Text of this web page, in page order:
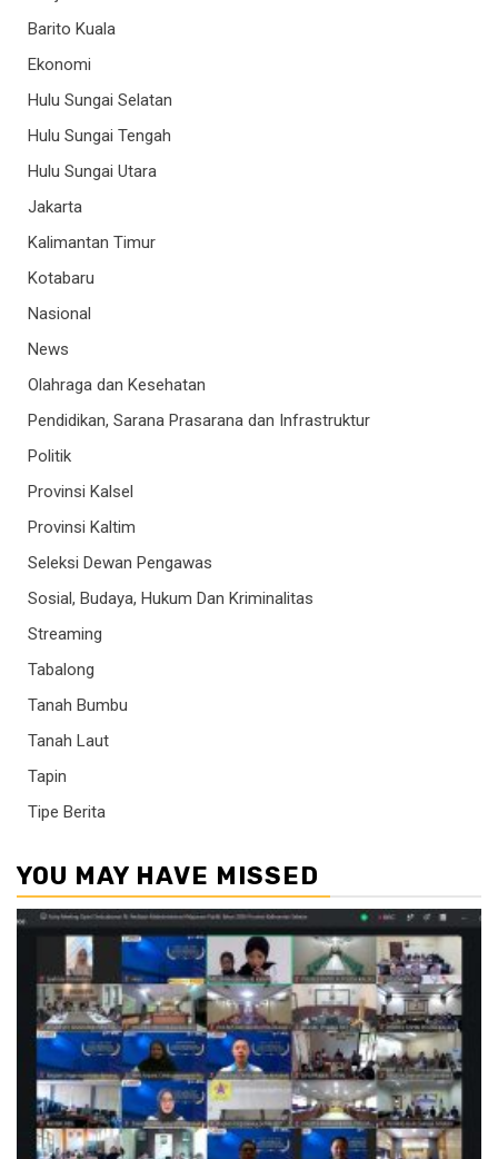
Barito Kuala
Ekonomi
Hulu Sungai Selatan
Hulu Sungai Tengah
Hulu Sungai Utara
Jakarta
Kalimantan Timur
Kotabaru
Nasional
News
Olahraga dan Kesehatan
Pendidikan, Sarana Prasarana dan Infrastruktur
Politik
Provinsi Kalsel
Provinsi Kaltim
Seleksi Dewan Pengawas
Sosial, Budaya, Hukum Dan Kriminalitas
Streaming
Tabalong
Tanah Bumbu
Tanah Laut
Tapin
Tipe Berita
YOU MAY HAVE MISSED